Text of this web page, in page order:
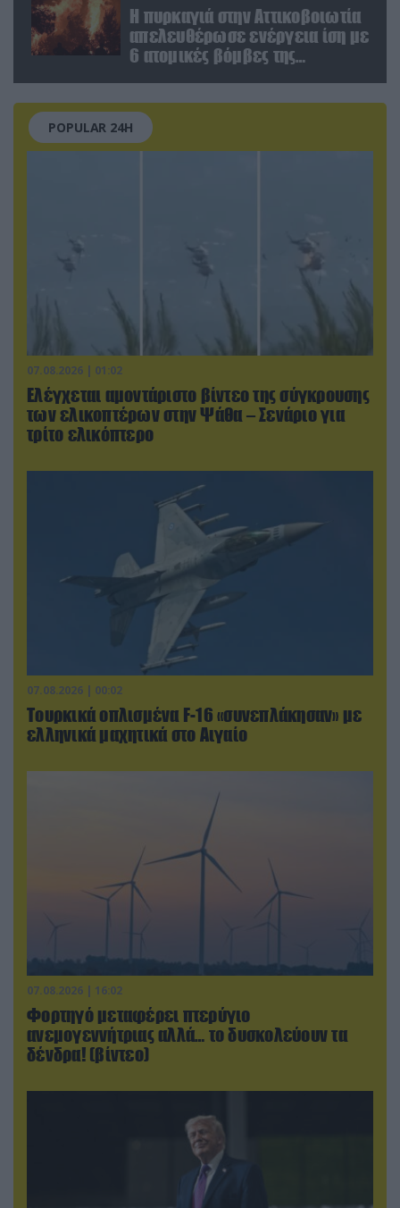
Η πυρκαγιά στην Αττικοβοιωτία
απελευθέρωσε ενέργεια ίση με
6 ατομικές βόμβες της
POPULAR 24H
07.08.2026 | 01:02
Ελέγχεται αμοντάριστο βίντεο της σύγκρουσης
των ελικοπτέρων στην Ψάθα – Σενάριο για
τρίτο ελικόπτερο
07.08.2026 | 00:02
Τουρκικά οπλισμένα F-16 «συνεπλάκησαν» με
ελληνικά μαχητικά στο Αιγαίο
07.08.2026 | 16:02
Φορτηγό μεταφέρει πτερύγιο
ανεμογεννήτριας αλλά… το δυσκολεύουν τα
δένδρα! (βίντεο)